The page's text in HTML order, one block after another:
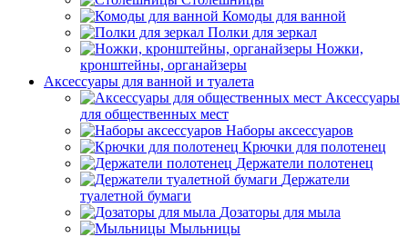
Комоды для ванной
Полки для зеркал
Ножки,
кронштейны, органайзеры
Аксессуары для ванной и туалета
Аксессуары
для общественных мест
Наборы аксессуаров
Крючки для полотенец
Держатели полотенец
Держатели
туалетной бумаги
Дозаторы для мыла
Мыльницы